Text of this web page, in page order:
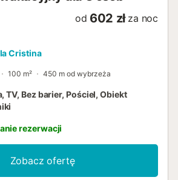
od 602 zł za noc
Cristina
100 m² 450 m od wybrzeża
TV, Bez barier, Pościel, Obiekt
rezerwacji
Zobacz ofertę